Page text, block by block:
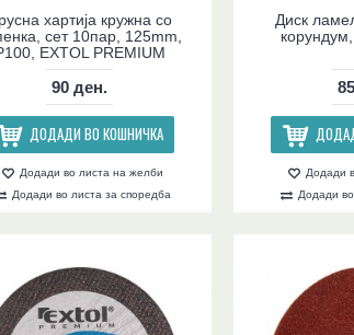
хартија кружна со
сет 10пар, 125mm,
EXTOL PREMIUM
90 ден.
ДОДАДИ ВО КОШНИЧКА
Додади во листа на желби
Додади во листа за споредба
Диск
Додади
Додади